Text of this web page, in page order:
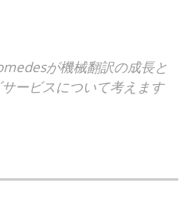
が機械翻訳の成長と
ービスについて考えます